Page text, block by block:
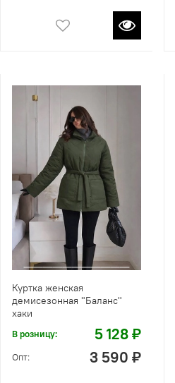
Куртка женская
демисезонная "Баланс"
хаки
В розницу: 5 128 ₽
Опт: 3 590 ₽